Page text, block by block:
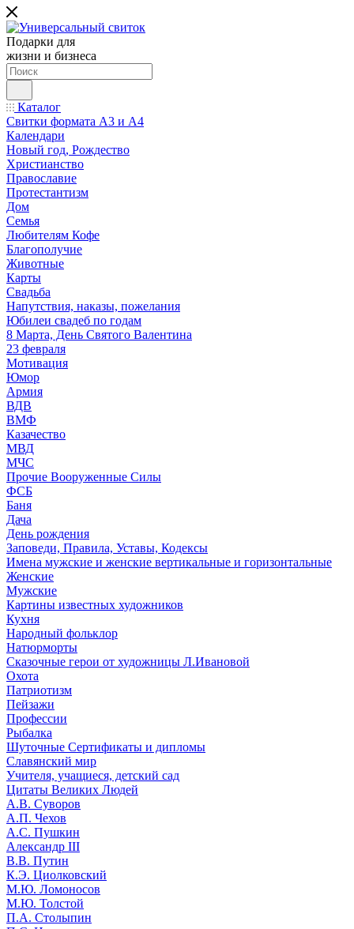
Подарки для
жизни и бизнеса
Каталог
Свитки формата А3 и А4
Календари
Новый год, Рождество
Христианство
Православие
Протестантизм
Дом
Семья
Любителям Кофе
Благополучие
Животные
Карты
Свадьба
Напутствия, наказы, пожелания
Юбилеи свадеб по годам
8 Марта, День Святого Валентина
23 февраля
Мотивация
Юмор
Армия
ВДВ
ВМФ
Казачество
МВД
МЧС
Прочие Вооруженные Силы
ФСБ
Баня
Дача
День рождения
Заповеди, Правила, Уставы, Кодексы
Имена мужские и женские вертикальные и горизонтальные
Женские
Мужские
Картины известных художников
Кухня
Народный фольклор
Натюрморты
Сказочные герои от художницы Л.Ивановой
Охота
Патриотизм
Пейзажи
Профессии
Рыбалка
Шуточные Сертификаты и дипломы
Славянский мир
Учителя, учащиеся, детский сад
Цитаты Великих Людей
А.В. Суворов
А.П. Чехов
А.С. Пушкин
Александр III
В.В. Путин
К.Э. Циолковский
М.Ю. Ломоносов
М.Ю. Толстой
П.А. Столыпин